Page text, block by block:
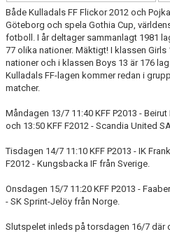
Både Kulladals FF Flickor 2012 och
Göteborg och spela Gothia Cup,
fotboll. I år deltager sammanlagt 1981
77 olika nationer. Mäktigt! I klassen
nationer och i klassen Boys 13 är 176
Kulladals FF-lagen kommer redan i
matcher.
Måndagen 13/7 11:40 KFF P2013 -
och 13:50 KFF F2012 - Scandia United
Tisdagen 14/7 11:10 KFF P2013 - IK
F2012 - Kungsbacka IF från Sverige.
Onsdagen 15/7 11:20 KFF P2013 -
- SK Sprint-Jelöy från Norge.
Slutspelet inleds på torsdagen 16/7 där